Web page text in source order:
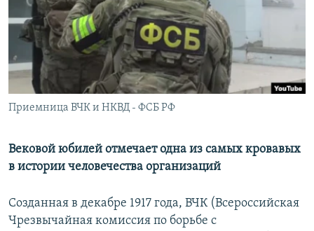
РАСПИСАНИЕ ВЕЩАНИЯ
ПОДПИШИТЕСЬ НА РАССЫЛКУ
СОЦИАЛЬНЫЕ СЕТИ
Все сайты РСЕ/РС
Приемница ВЧК и НКВД - ФСБ РФ
Вековой юбилей отмечает одна из самых кровавых
в истории человечества организаций
Созданная в декабре 1917 года, ВЧК (Всероссийская
Чрезвычайная комиссия по борьбе с